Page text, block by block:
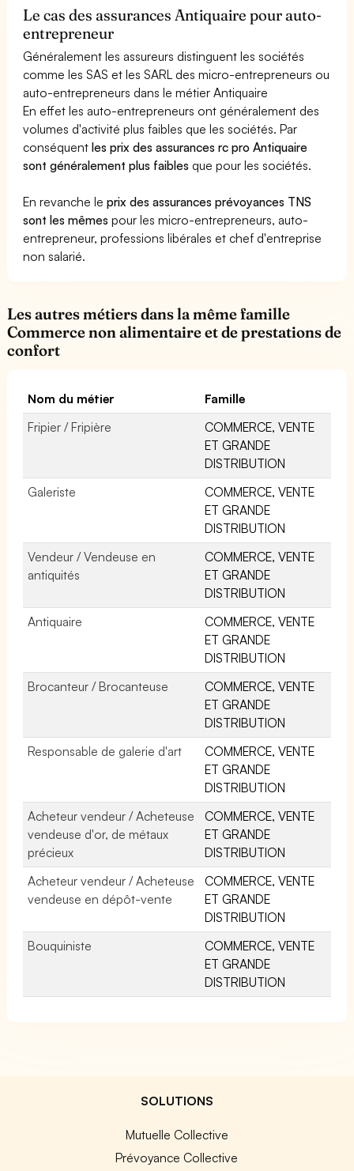
Le cas des assurances Antiquaire pour auto-
entrepreneur
Généralement les assureurs distinguent les sociétés
comme les SAS et les SARL des micro-entrepreneurs ou
auto-entrepreneurs dans le métier Antiquaire
En effet les auto-entrepreneurs ont généralement des
volumes d'activité plus faibles que les sociétés. Par
conséquentles prix des assurances rc pro Antiquaire
sont généralement plus faibles que pour les sociétés.
En revanche leprix des assurances prévoyances TNS
sont les mêmes pour les micro-entrepreneurs, auto-
entrepreneur, professions libérales et chef d'entreprise
non salarié.
Les autres métiers dans la même famille
Commerce non alimentaire et de prestations de
confort
Nom du métier
Famille
Fripier / Fripière
COMMERCE, VENTE
ET GRANDE
DISTRIBUTION
Galeriste
COMMERCE, VENTE
ET GRANDE
DISTRIBUTION
Vendeur / Vendeuse en
antiquités
COMMERCE, VENTE
ET GRANDE
DISTRIBUTION
Antiquaire
COMMERCE, VENTE
ET GRANDE
DISTRIBUTION
Brocanteur / Brocanteuse
COMMERCE, VENTE
ET GRANDE
DISTRIBUTION
Responsable de galerie d'art
COMMERCE, VENTE
ET GRANDE
DISTRIBUTION
Acheteur vendeur / Acheteuse
vendeuse d'or, de métaux
précieux
COMMERCE, VENTE
ET GRANDE
DISTRIBUTION
Acheteur vendeur / Acheteuse
vendeuse en dépôt-vente
COMMERCE, VENTE
ET GRANDE
DISTRIBUTION
Bouquiniste
COMMERCE, VENTE
ET GRANDE
DISTRIBUTION
SOLUTIONS
Mutuelle Collective
Prévoyance Collective